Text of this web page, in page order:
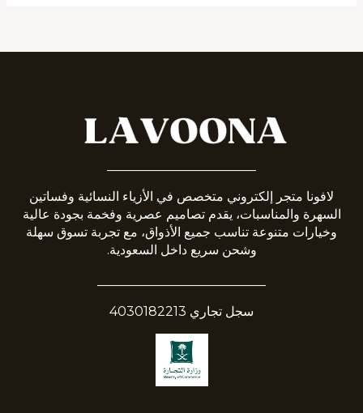
لافونا متجر إلكتروني متخصص في الأزياء النسائية وفساتين
السهرة والمناسبات، يقدم تصاميم عصرية وفخمة بجودة عالية
وخيارات متنوعة تناسب جميع الأذواق، مع تجربة تسوق سهلة
وشحن سريع داخل السعودية.
سجل تجاري 4030182213